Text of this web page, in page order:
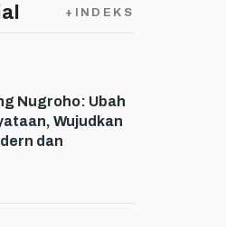
+INDEKS
Nugroho: Ubah
Wujudkan
dan